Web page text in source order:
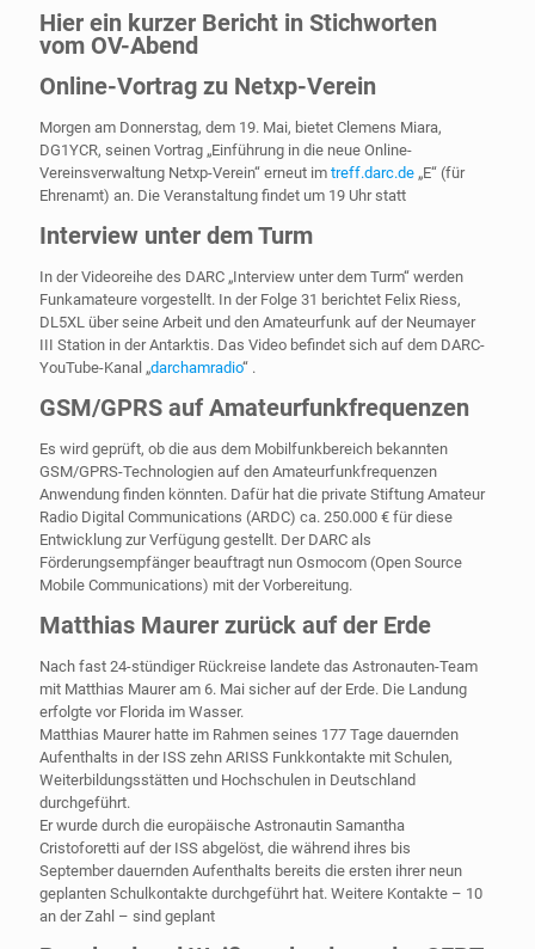
Hier ein kurzer Bericht in Stichworten
vom OV-Abend
Online-Vortrag zu Netxp-Verein
Morgen am Donnerstag, dem 19. Mai, bietet Clemens Miara,
DG1YCR, seinen Vortrag „Einführung in die neue Online-
Vereinsverwaltung Netxp-Verein“ erneut im treff.darc.de „E“ (für
Ehrenamt) an. Die Veranstaltung findet um 19 Uhr statt
Interview unter dem Turm
In der Videoreihe des DARC „Interview unter dem Turm“ werden
Funkamateure vorgestellt. In der Folge 31 berichtet Felix Riess,
DL5XL über seine Arbeit und den Amateurfunk auf der Neumayer
III Station in der Antarktis. Das Video befindet sich auf dem DARC-
YouTube-Kanal „darchamradio“ .
GSM/GPRS auf Amateurfunkfrequenzen
Es wird geprüft, ob die aus dem Mobilfunkbereich bekannten
GSM/GPRS-Technologien auf den Amateurfunkfrequenzen
Anwendung finden könnten. Dafür hat die private Stiftung Amateur
Radio Digital Communications (ARDC) ca. 250.000 € für diese
Entwicklung zur Verfügung gestellt. Der DARC als
Förderungsempfänger beauftragt nun Osmocom (Open Source
Mobile Communications) mit der Vorbereitung.
Matthias Maurer zurück auf der Erde
Nach fast 24-stündiger Rückreise landete das Astronauten-Team
mit Matthias Maurer am 6. Mai sicher auf der Erde. Die Landung
erfolgte vor Florida im Wasser.
Matthias Maurer hatte im Rahmen seines 177 Tage dauernden
Aufenthalts in der ISS zehn ARISS Funkkontakte mit Schulen,
Weiterbildungsstätten und Hochschulen in Deutschland
durchgeführt.
Er wurde durch die europäische Astronautin Samantha
Cristoforetti auf der ISS abgelöst, die während ihres bis
September dauernden Aufenthalts bereits die ersten ihrer neun
geplanten Schulkontakte durchgeführt hat. Weitere Kontakte – 10
an der Zahl – sind geplant